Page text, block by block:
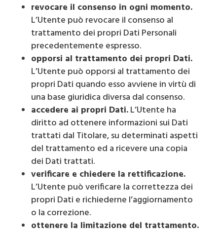
revocare il consenso in ogni momento.
L’Utente può revocare il consenso al
trattamento dei propri Dati Personali
precedentemente espresso.
opporsi al trattamento dei propri Dati.
L’Utente può opporsi al trattamento dei
propri Dati quando esso avviene in virtù di
una base giuridica diversa dal consenso.
accedere ai propri Dati.L’Utente ha
diritto ad ottenere informazioni sui Dati
trattati dal Titolare, su determinati aspetti
del trattamento ed a ricevere una copia
dei Dati trattati.
verificare e chiedere la rettificazione.
L’Utente può verificare la correttezza dei
propri Dati e richiederne l’aggiornamento
o la correzione.
ottenere la limitazione del trattamento.